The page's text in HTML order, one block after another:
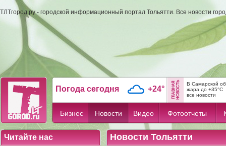
ТЛТгород.ру - городской информационный портал Тольятти. Все новости
Погода сегодня +24°
В Самарской
жара до +35°C
все новости
Бизнес Новости Видео Фотоотчеты
Читайте нас Новости Тольятти